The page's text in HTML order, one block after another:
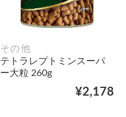
その他
テトラレプトミンスーパ
ー大粒 260g
¥2,178